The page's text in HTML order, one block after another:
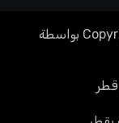
بواسطة